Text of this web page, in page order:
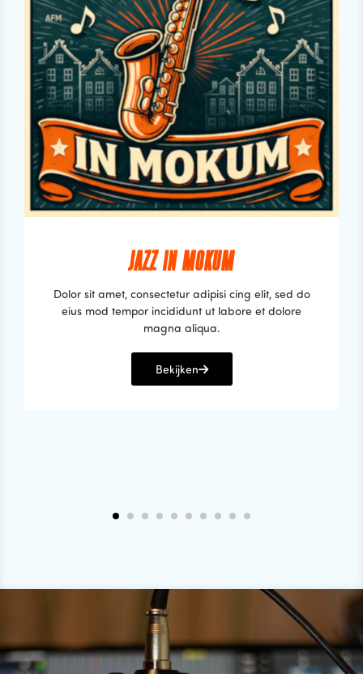
JAZZ IN MOKUM
Dolor sit amet, consectetur adipisi cing elit, sed do
eius mod tempor incididunt ut labore et dolore
magna aliqua.
Bekijken